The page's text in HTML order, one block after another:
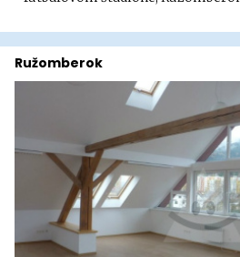
Ružomberok